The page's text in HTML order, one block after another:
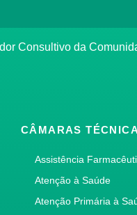
Consultivo da
CÂMARAS
Assistência
Atenção à Saúde
Atenção Primária à